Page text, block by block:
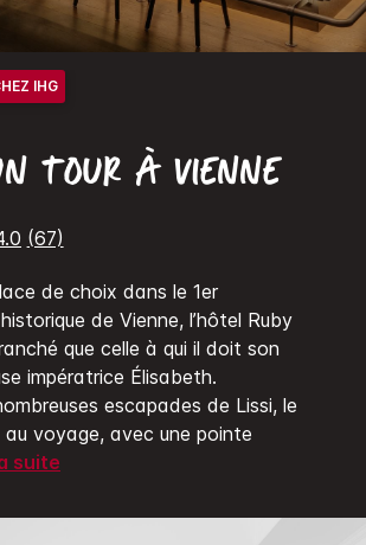
IHG
TOUR À VIENNE
Lire
avis.
Lien
sur
la
même
page.
(67)
de choix dans le 1er
de Vienne, l’hôtel Ruby
que celle à qui il doit son
impératrice Élisabeth.
escapades de Lissi, le
voyage, avec une pointe
suite